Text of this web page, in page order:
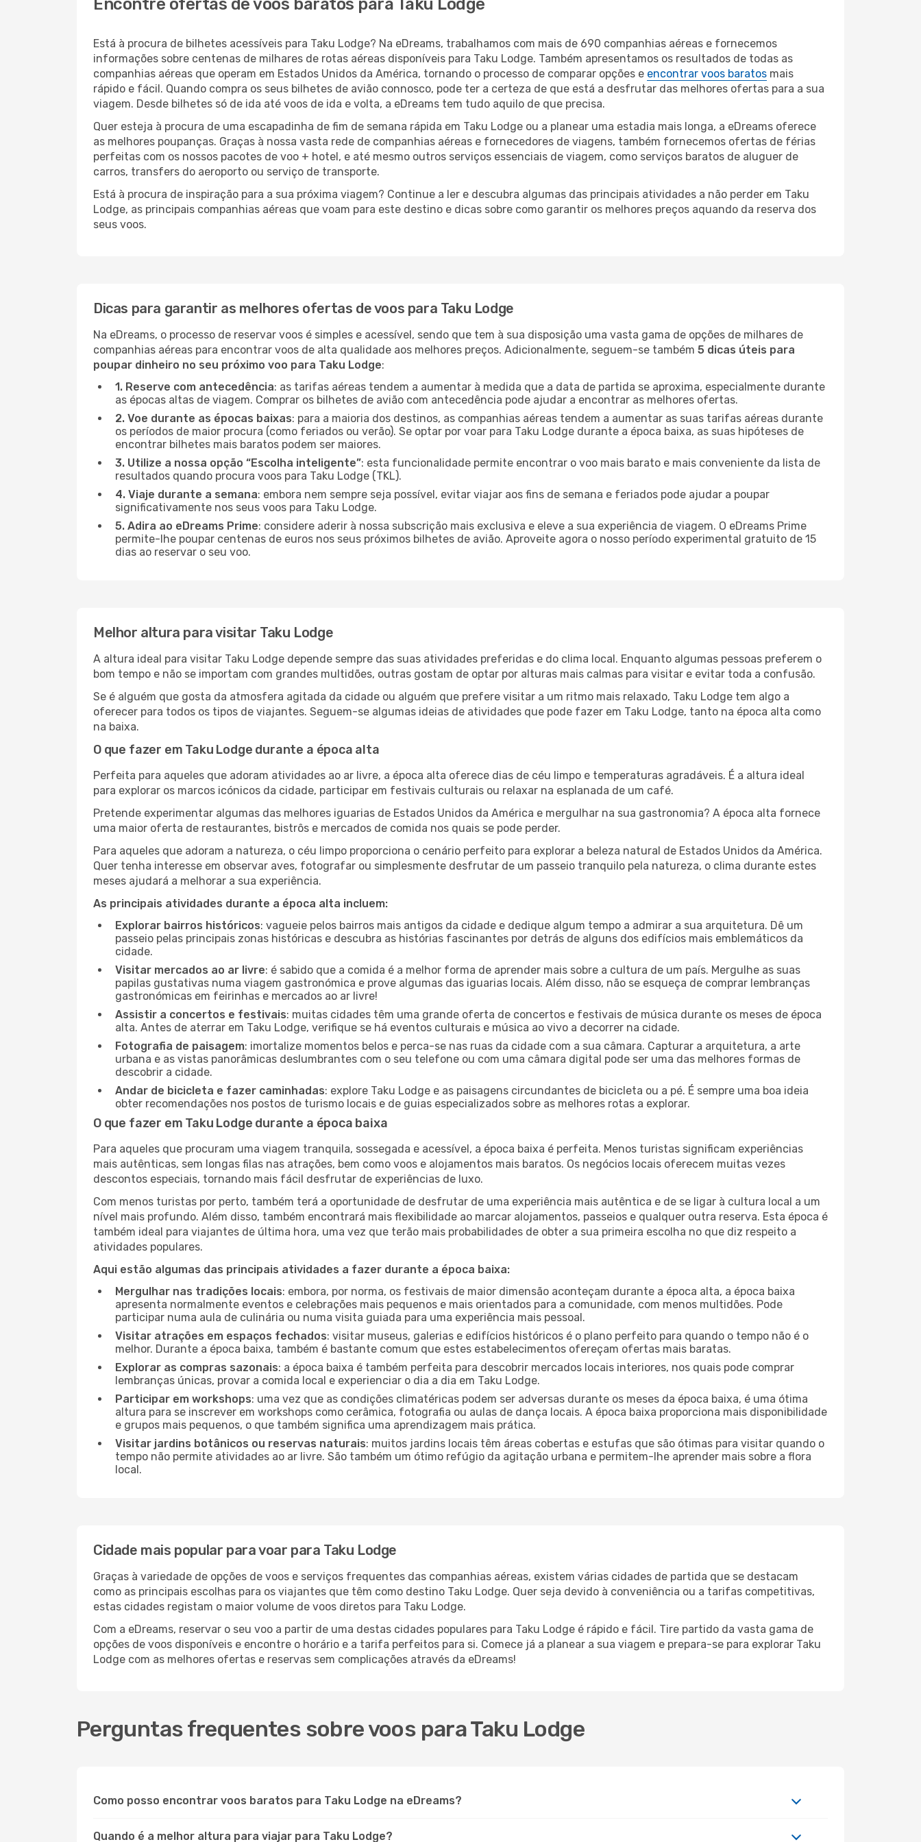
Encontre ofertas de voos baratos para Taku Lodge
Está à procura de bilhetes acessíveis para Taku Lodge? Na eDreams, trabalhamos com mais de 690 companhias aéreas e fornecemos
informações sobre centenas de milhares de rotas aéreas disponíveis para Taku Lodge. Também apresentamos os resultados de todas as
companhias aéreas que operam em Estados Unidos da América, tornando o processo de comparar opções e encontrar voos baratos mais
rápido e fácil. Quando compra os seus bilhetes de avião connosco, pode ter a certeza de que está a desfrutar das melhores ofertas para a sua
viagem. Desde bilhetes só de ida até voos de ida e volta, a eDreams tem tudo aquilo de que precisa.
Quer esteja à procura de uma escapadinha de fim de semana rápida em Taku Lodge ou a planear uma estadia mais longa, a eDreams oferece
as melhores poupanças. Graças à nossa vasta rede de companhias aéreas e fornecedores de viagens, também fornecemos ofertas de férias
perfeitas com os nossos pacotes de voo + hotel, e até mesmo outros serviços essenciais de viagem, como serviços baratos de aluguer de
carros, transfers do aeroporto ou serviço de transporte.
Está à procura de inspiração para a sua próxima viagem? Continue a ler e descubra algumas das principais atividades a não perder em Taku
Lodge, as principais companhias aéreas que voam para este destino e dicas sobre como garantir os melhores preços aquando da reserva dos
seus voos.
Dicas para garantir as melhores ofertas de voos para Taku Lodge
Na eDreams, o processo de reservar voos é simples e acessível, sendo que tem à sua disposição uma vasta gama de opções de milhares de
companhias aéreas para encontrar voos de alta qualidade aos melhores preços. Adicionalmente, seguem-se também 5 dicas úteis para
poupar dinheiro no seu próximo voo para Taku Lodge:
1. Reserve com antecedência: as tarifas aéreas tendem a aumentar à medida que a data de partida se aproxima, especialmente durante
as épocas altas de viagem. Comprar os bilhetes de avião com antecedência pode ajudar a encontrar as melhores ofertas.
2. Voe durante as épocas baixas: para a maioria dos destinos, as companhias aéreas tendem a aumentar as suas tarifas aéreas durante
os períodos de maior procura (como feriados ou verão). Se optar por voar para Taku Lodge durante a época baixa, as suas hipóteses de
encontrar bilhetes mais baratos podem ser maiores.
3. Utilize a nossa opção “Escolha inteligente”: esta funcionalidade permite encontrar o voo mais barato e mais conveniente da lista de
resultados quando procura voos para Taku Lodge (TKL).
4. Viaje durante a semana: embora nem sempre seja possível, evitar viajar aos fins de semana e feriados pode ajudar a poupar
significativamente nos seus voos para Taku Lodge.
5. Adira ao eDreams Prime: considere aderir à nossa subscrição mais exclusiva e eleve a sua experiência de viagem. O eDreams Prime
permite-lhe poupar centenas de euros nos seus próximos bilhetes de avião. Aproveite agora o nosso período experimental gratuito de 15
dias ao reservar o seu voo.
Melhor altura para visitar Taku Lodge
A altura ideal para visitar Taku Lodge depende sempre das suas atividades preferidas e do clima local. Enquanto algumas pessoas preferem o
bom tempo e não se importam com grandes multidões, outras gostam de optar por alturas mais calmas para visitar e evitar toda a confusão.
Se é alguém que gosta da atmosfera agitada da cidade ou alguém que prefere visitar a um ritmo mais relaxado, Taku Lodge tem algo a
oferecer para todos os tipos de viajantes. Seguem-se algumas ideias de atividades que pode fazer em Taku Lodge, tanto na época alta como
na baixa.
O que fazer em Taku Lodge durante a época alta
Perfeita para aqueles que adoram atividades ao ar livre, a época alta oferece dias de céu limpo e temperaturas agradáveis. É a altura ideal
para explorar os marcos icónicos da cidade, participar em festivais culturais ou relaxar na esplanada de um café.
Pretende experimentar algumas das melhores iguarias de Estados Unidos da América e mergulhar na sua gastronomia? A época alta fornece
uma maior oferta de restaurantes, bistrôs e mercados de comida nos quais se pode perder.
Para aqueles que adoram a natureza, o céu limpo proporciona o cenário perfeito para explorar a beleza natural de Estados Unidos da América.
Quer tenha interesse em observar aves, fotografar ou simplesmente desfrutar de um passeio tranquilo pela natureza, o clima durante estes
meses ajudará a melhorar a sua experiência.
As principais atividades durante a época alta incluem:
Explorar bairros históricos: vagueie pelos bairros mais antigos da cidade e dedique algum tempo a admirar a sua arquitetura. Dê um
passeio pelas principais zonas históricas e descubra as histórias fascinantes por detrás de alguns dos edifícios mais emblemáticos da
cidade.
Visitar mercados ao ar livre: é sabido que a comida é a melhor forma de aprender mais sobre a cultura de um país. Mergulhe as suas
papilas gustativas numa viagem gastronómica e prove algumas das iguarias locais. Além disso, não se esqueça de comprar lembranças
gastronómicas em feirinhas e mercados ao ar livre!
Assistir a concertos e festivais: muitas cidades têm uma grande oferta de concertos e festivais de música durante os meses de época
alta. Antes de aterrar em Taku Lodge, verifique se há eventos culturais e música ao vivo a decorrer na cidade.
Fotografia de paisagem: imortalize momentos belos e perca-se nas ruas da cidade com a sua câmara. Capturar a arquitetura, a arte
urbana e as vistas panorâmicas deslumbrantes com o seu telefone ou com uma câmara digital pode ser uma das melhores formas de
descobrir a cidade.
Andar de bicicleta e fazer caminhadas: explore Taku Lodge e as paisagens circundantes de bicicleta ou a pé. É sempre uma boa ideia
obter recomendações nos postos de turismo locais e de guias especializados sobre as melhores rotas a explorar.
O que fazer em Taku Lodge durante a época baixa
Para aqueles que procuram uma viagem tranquila, sossegada e acessível, a época baixa é perfeita. Menos turistas significam experiências
mais autênticas, sem longas filas nas atrações, bem como voos e alojamentos mais baratos. Os negócios locais oferecem muitas vezes
descontos especiais, tornando mais fácil desfrutar de experiências de luxo.
Com menos turistas por perto, também terá a oportunidade de desfrutar de uma experiência mais autêntica e de se ligar à cultura local a um
nível mais profundo. Além disso, também encontrará mais flexibilidade ao marcar alojamentos, passeios e qualquer outra reserva. Esta época é
também ideal para viajantes de última hora, uma vez que terão mais probabilidades de obter a sua primeira escolha no que diz respeito a
atividades populares.
Aqui estão algumas das principais atividades a fazer durante a época baixa:
Mergulhar nas tradições locais: embora, por norma, os festivais de maior dimensão aconteçam durante a época alta, a época baixa
apresenta normalmente eventos e celebrações mais pequenos e mais orientados para a comunidade, com menos multidões. Pode
participar numa aula de culinária ou numa visita guiada para uma experiência mais pessoal.
Visitar atrações em espaços fechados: visitar museus, galerias e edifícios históricos é o plano perfeito para quando o tempo não é o
melhor. Durante a época baixa, também é bastante comum que estes estabelecimentos ofereçam ofertas mais baratas.
Explorar as compras sazonais: a época baixa é também perfeita para descobrir mercados locais interiores, nos quais pode comprar
lembranças únicas, provar a comida local e experienciar o dia a dia em Taku Lodge.
Participar em workshops: uma vez que as condições climatéricas podem ser adversas durante os meses da época baixa, é uma ótima
altura para se inscrever em workshops como cerâmica, fotografia ou aulas de dança locais. A época baixa proporciona mais disponibilidade
e grupos mais pequenos, o que também significa uma aprendizagem mais prática.
Visitar jardins botânicos ou reservas naturais: muitos jardins locais têm áreas cobertas e estufas que são ótimas para visitar quando o
tempo não permite atividades ao ar livre. São também um ótimo refúgio da agitação urbana e permitem-lhe aprender mais sobre a flora
local.
Cidade mais popular para voar para Taku Lodge
Graças à variedade de opções de voos e serviços frequentes das companhias aéreas, existem várias cidades de partida que se destacam
como as principais escolhas para os viajantes que têm como destino Taku Lodge. Quer seja devido à conveniência ou a tarifas competitivas,
estas cidades registam o maior volume de voos diretos para Taku Lodge.
Com a eDreams, reservar o seu voo a partir de uma destas cidades populares para Taku Lodge é rápido e fácil. Tire partido da vasta gama de
opções de voos disponíveis e encontre o horário e a tarifa perfeitos para si. Comece já a planear a sua viagem e prepara-se para explorar Taku
Lodge com as melhores ofertas e reservas sem complicações através da eDreams!
Perguntas frequentes sobre voos para Taku Lodge
Como posso encontrar voos baratos para Taku Lodge na eDreams?
Quando é a melhor altura para viajar para Taku Lodge?